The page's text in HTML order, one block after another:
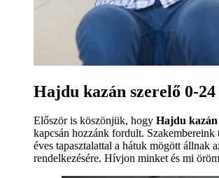
Hajdu kazán szerelő 0-
Először is köszönjük, hogy Hajdu kazán
kapcsán hozzánk fordult.
éves tapasztalattal a hátuk mögött állnak
rendelkezésére. Hívjon minket és mi